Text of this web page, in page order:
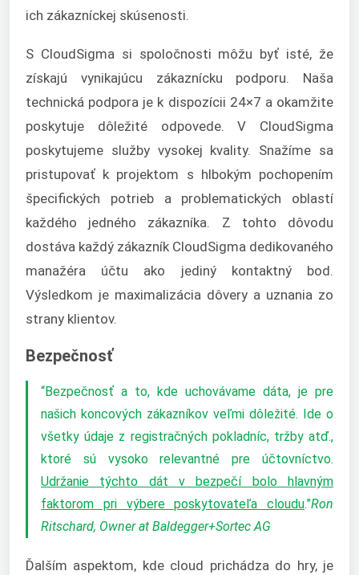
ich zákazníckej skúsenosti.
S CloudSigma si spoločnosti môžu byť isté, že
získajú vynikajúcu zákaznícku podporu. Naša
technická podpora je k dispozícii 24×7 a okamžite
poskytuje dôležité odpovede. V CloudSigma
poskytujeme služby vysokej kvality. Snažíme sa
pristupovať k projektom s hlbokým pochopením
špecifických potrieb a problematických oblastí
každého jedného zákazníka. Z tohto dôvodu
dostáva každý zákazník CloudSigma dedikovaného
manažéra účtu ako jediný kontaktný bod.
Výsledkom je maximalizácia dôvery a uznania zo
strany klientov.
Bezpečnosť
“Bezpečnosť a to, kde uchovávame dáta, je pre
našich koncových zákazníkov veľmi dôležité. Ide o
všetky údaje z registračných pokladníc, tržby atď.,
ktoré sú vysoko relevantné pre účtovníctvo.
Udržanie týchto dát v bezpečí bolo hlavným
faktorom pri výbere poskytovateľa cloudu.”Ron
Ritschard, Owner at Baldegger+Sortec AG
Ďalším aspektom, kde cloud prichádza do hry, je